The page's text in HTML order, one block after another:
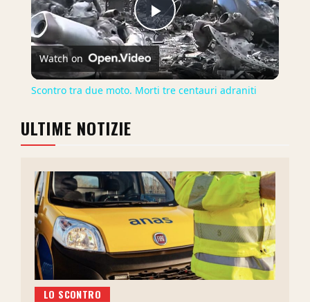
Play
Video
Watch on
Scontro tra due moto. Morti tre centauri adraniti
ULTIME NOTIZIE
LO SCONTRO